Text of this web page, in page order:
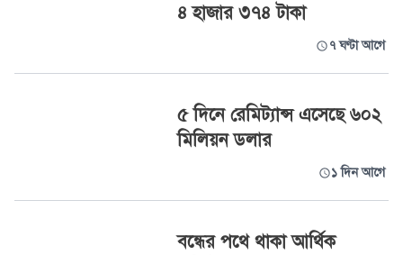
৪ হাজার ৩৭৪ টাকা
৭ ঘণ্টা আগে
৫ দিনে রেমিট্যান্স এসেছে ৬০২
মিলিয়ন ডলার
১ দিন আগে
বন্ধের পথে থাকা আর্থিক